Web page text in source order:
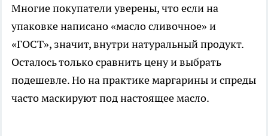
Многие покупатели уверены, что если на
упаковке написано «масло сливочное» и
«ГОСТ», значит, внутри натуральный продукт.
Осталось только сравнить цену и выбрать
подешевле. Но на практике маргарины и спреды
часто маскируют под настоящее масло.